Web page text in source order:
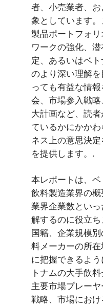
者、小売業者、
象としています。
製品ポートフォ
ワークの強化、
定、あるいはベ
のより深い理解
っても有益な情
会、市場参入戦
大計画など、読
ているかにかか
ネス上の意思決
を提供します。.
本レポートは、
飲料製造業界の
業界企業数とい
解するのに役立ち
国籍、企業規模
料メーカーの所
に把握できるよ
トナムの大手飲
主要市場プレー
戦略、市場にお